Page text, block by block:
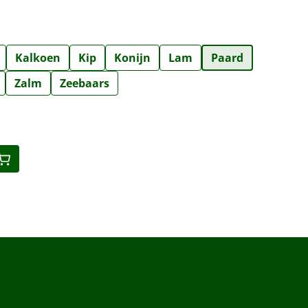
Kalkoen Kip Konijn Lam
Paard
Zalm Zeebaars
Voer de gewenste hoeveelheid